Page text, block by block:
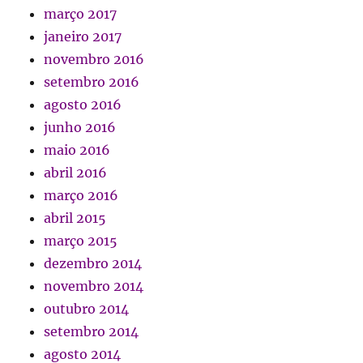
março 2017
janeiro 2017
novembro 2016
setembro 2016
agosto 2016
junho 2016
maio 2016
abril 2016
março 2016
abril 2015
março 2015
dezembro 2014
novembro 2014
outubro 2014
setembro 2014
agosto 2014